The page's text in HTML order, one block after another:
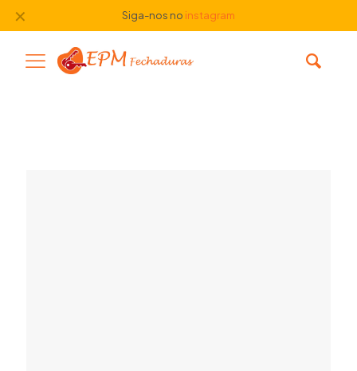
Siga-nos no instagram
✕